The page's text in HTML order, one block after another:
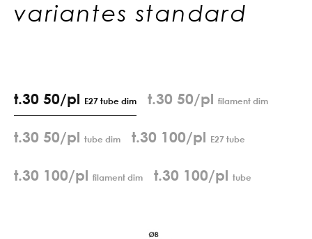
variantes standard
t.30 50/pl E27 tube dim t.30 50/pl filament dim
t.30 50/pl tube dim t.30 100/pl E27 tube
t.30 100/pl filament dim t.30 100/pl tube